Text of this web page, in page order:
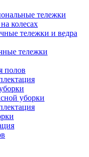
тележки
колесах
тележки и ведра
тележки
полов
уборки